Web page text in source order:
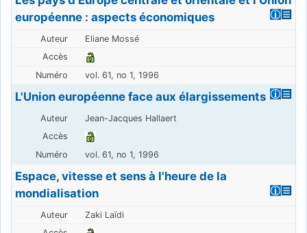
européenne : aspects économiques
Eliane Mossé
vol. 61, no 1, 1996
L'Union européenne face aux élargissements
Jean-Jacques Hallaert
vol. 61, no 1, 1996
Espace, vitesse et sens à l'heure de la
mondialisation
Zaki Laïdi